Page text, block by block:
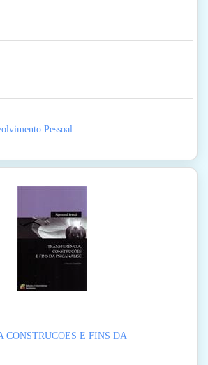
Pessoal
CONSTRUCOES E FINS DA